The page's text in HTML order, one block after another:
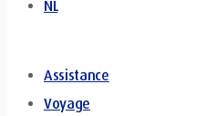
NL
Assistance
Voyage